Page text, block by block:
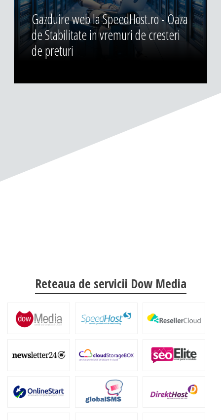
Gazduire web la SpeedHost.ro - Oaza
de Stabilitate in vremuri de cresteri
de preturi
Reteaua de servicii Dow Media